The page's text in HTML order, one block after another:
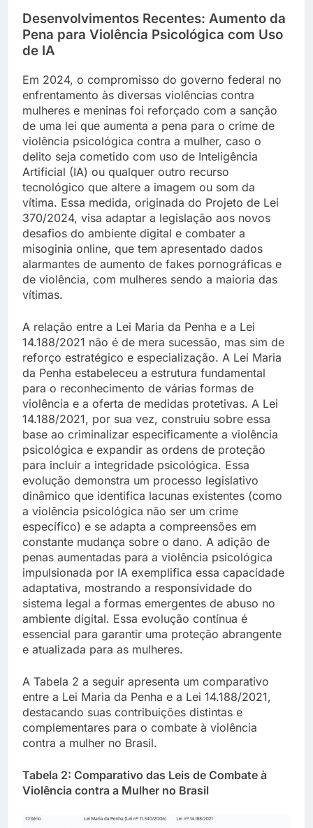
Desenvolvimentos Recentes: Aumento da
Pena para Violência Psicológica com Uso
de IA
Em 2024, o compromisso do governo federal no
enfrentamento às diversas violências contra
mulheres e meninas foi reforçado com a sanção
de uma lei que aumenta a pena para o crime de
violência psicológica contra a mulher, caso o
delito seja cometido com uso de Inteligência
Artificial (IA) ou qualquer outro recurso
tecnológico que altere a imagem ou som da
vítima. Essa medida, originada do Projeto de Lei
370/2024, visa adaptar a legislação aos novos
desafios do ambiente digital e combater a
misoginia online, que tem apresentado dados
alarmantes de aumento de fakes pornográficas e
de violência, com mulheres sendo a maioria das
vítimas.
A relação entre a Lei Maria da Penha e a Lei
14.188/2021 não é de mera sucessão, mas sim de
reforço estratégico e especialização. A Lei Maria
da Penha estabeleceu a estrutura fundamental
para o reconhecimento de várias formas de
violência e a oferta de medidas protetivas. A Lei
14.188/2021, por sua vez, construiu sobre essa
base ao criminalizar especificamente a violência
psicológica e expandir as ordens de proteção
para incluir a integridade psicológica. Essa
evolução demonstra um processo legislativo
dinâmico que identifica lacunas existentes (como
a violência psicológica não ser um crime
específico) e se adapta a compreensões em
constante mudança sobre o dano. A adição de
penas aumentadas para a violência psicológica
impulsionada por IA exemplifica essa capacidade
adaptativa, mostrando a responsividade do
sistema legal a formas emergentes de abuso no
ambiente digital. Essa evolução contínua é
essencial para garantir uma proteção abrangente
e atualizada para as mulheres.
A Tabela 2 a seguir apresenta um comparativo
entre a Lei Maria da Penha e a Lei 14.188/2021,
destacando suas contribuições distintas e
complementares para o combate à violência
contra a mulher no Brasil.
Tabela 2: Comparativo das Leis de Combate à
Violência contra a Mulher no Brasil